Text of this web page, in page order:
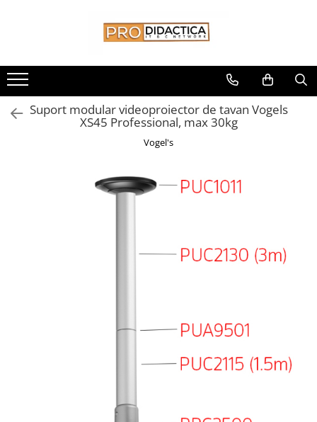
Oferta PNRR/PNRAS
Pachete Echipamente Sali Clasa
Pachete Echipamente Sala Clasa
Display-uri Interactive
Suporti/Standuri/Accesorii
Videoproiectoare si Accesorii
Videoconferinta si Colaborare
Suport modular videoproiector de tavan Vogels
XS45 Professional, max 30kg
Vogel's